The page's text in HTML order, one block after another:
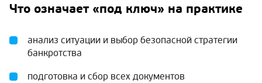
Что означает «под ключ» на практике
анализ ситуации и выбор безопасной стратегии
банкротства
подготовка и сбор всех документов